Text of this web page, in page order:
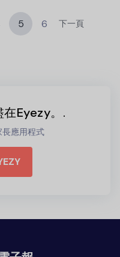
5 6 下一頁
Eyezy。.
應用程式